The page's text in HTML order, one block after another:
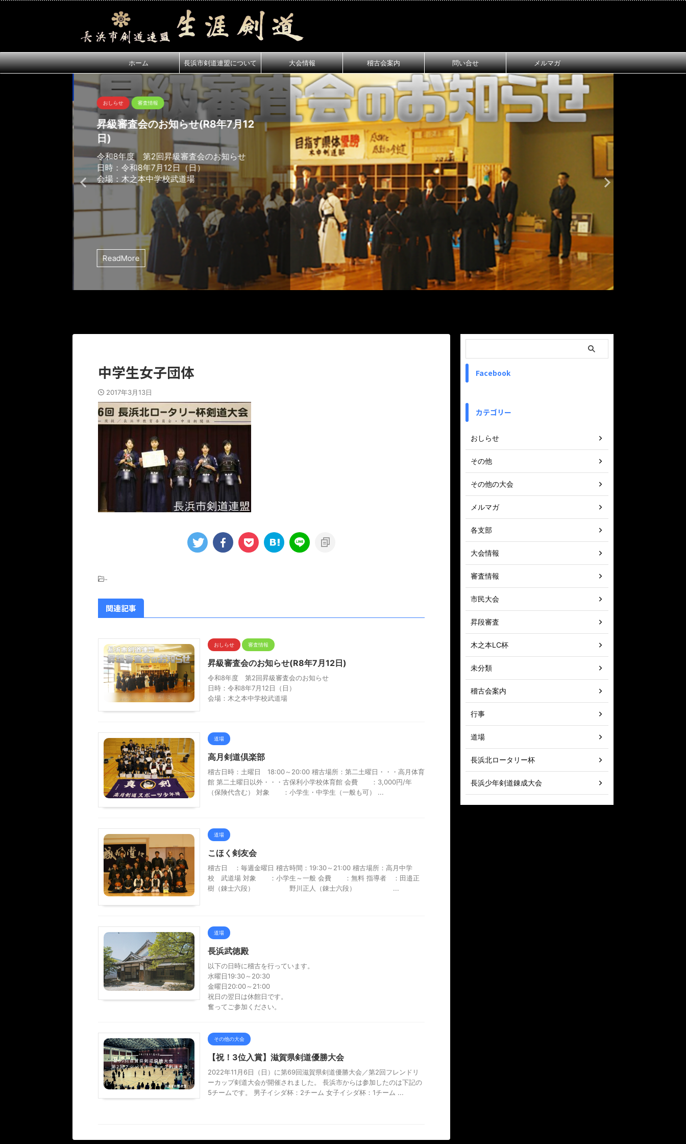
ホーム 長浜市剣道連盟について 大会情報 稽古会案内 問い合せ メルマガ
おしらせ 審査情報
昇級審査会のお知らせ(R8年7月12
日)
令和8年度 第2回昇級審査会のお知らせ
日時：令和8年7月12日（日）
会場：木之本中学校武道場
ReadMore
中学生女子団体
2017年3月13日
-
関連記事
おしらせ 審査情報
昇級審査会のお知らせ(R8年7月12日)
令和8年度 第2回昇級審査会のお知らせ
日時：令和8年7月12日（日）
会場：木之本中学校武道場
道場
高月剣道倶楽部
稽古日時：土曜日 18:00～20:00 稽古場所：第二土曜日・・・高月体育
館 第二土曜日以外・・・古保利小学校体育館 会費 ：3,000円/年
（保険代含む） 対象 ：小学生・中学生（一般も可） ...
道場
こほく剣友会
稽古日 ：毎週金曜日 稽古時間：19:30～21:00 稽古場所：高月中学
校 武道場 対象 ：小学生～一般 会費 ：無料 指導者 ：田邉正
樹（錬士六段） 野川正人（錬士六段） ...
道場
長浜武徳殿
以下の日時に稽古を行っています。
水曜日19:30～20:30
金曜日20:00～21:00
祝日の翌日は休館日です。
奮ってご参加ください。
その他の大会
【祝！3位入賞】滋賀県剣道優勝大会
2022年11月6日（日）に第69回滋賀県剣道優勝大会／第2回フレンドリ
ーカップ剣道大会が開催されました。 長浜市からは参加したのは下記の
5チームです。 男子イシダ杯：2チーム 女子イシダ杯：1チーム ...
Facebook
カテゴリー
おしらせ
その他
その他の大会
メルマガ
各支部
大会情報
審査情報
市民大会
昇段審査
木之本LC杯
未分類
稽古会案内
行事
道場
長浜北ロータリー杯
長浜少年剣道錬成大会